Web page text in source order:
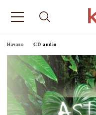
Начало CD audio